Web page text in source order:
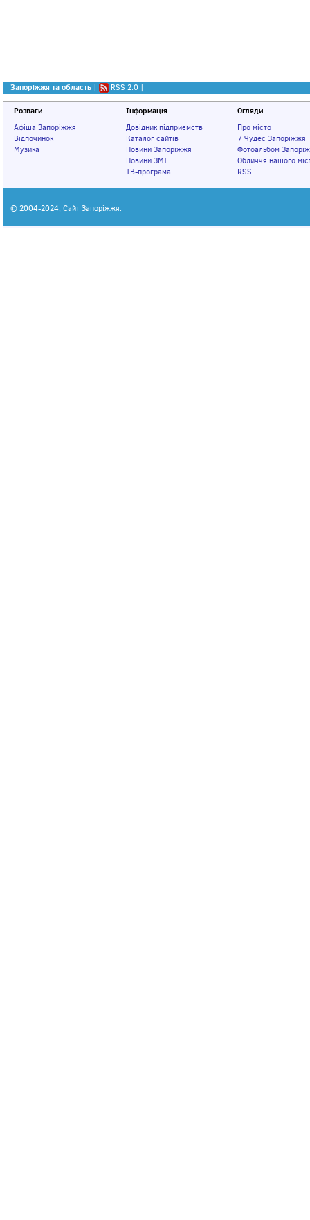
Запоріжжя та область | RSS 2.0 |
Розваги
Афіша Запоріжжя
Відпочинок
Музика
Інформація
Довідник підприємств
Каталог сайтів
Новини Запоріжжя
Новини ЗМІ
ТВ-програма
Огляди
Про місто
7 Чудес Запоріжжя
Фотоальбом
Обличчя нашого
RSS
© 2004-2024, Сайт Запоріжжя.